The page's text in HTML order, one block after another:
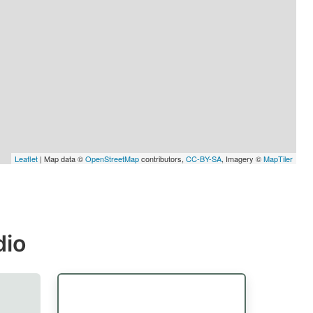
Leaflet | Map data ©OpenStreetMapcontributors, CC-BY-SA, Imagery ©MapTiler